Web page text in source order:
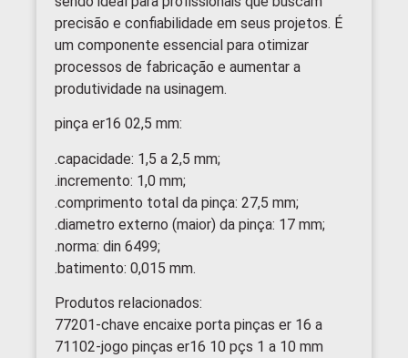
precisão e confiabilidade em seus projetos. É
um componente essencial para otimizar
processos de fabricação e aumentar a
produtividade na usinagem.
pinça er16 02,5 mm:
.capacidade: 1,5 a 2,5 mm;
.incremento: 1,0 mm;
.comprimento total da pinça: 27,5 mm;
.diametro externo (maior) da pinça: 17 mm;
.norma: din 6499;
.batimento: 0,015 mm.
Produtos relacionados:
77201-chave encaixe porta pinças er 16 a
71102-jogo pinças er16 10 pçs 1 a 10 mm